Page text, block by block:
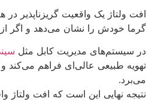
افت ولتاژ یک واقعیت گریزناپذیر
گرما خودش را نشان می‌دهد و اگر از
در سیستم‌های مدیریت کابل مثل
تهویه طبیعی عالی‌ای فراهم می‌کند
می‌برد.
نتیجه نهایی این است که افت